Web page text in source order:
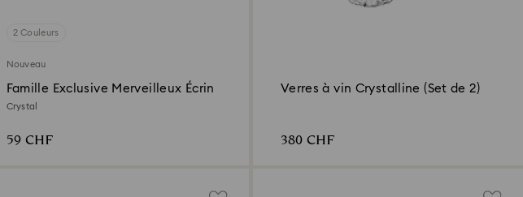
2 Couleurs
Nouveau
Famille Exclusive Merveilleux Écrin
Crystal
59 CHF
Verres à vin Crystalline (Set de 2)
380 CHF